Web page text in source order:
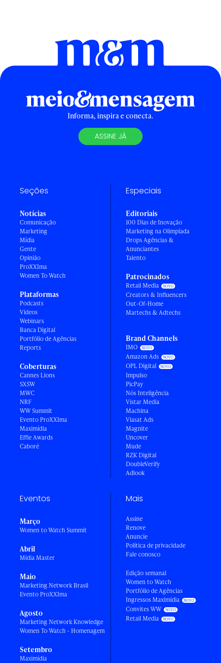
Informa, inspira e conecta.
ASSINE JÁ
Seções
Notícias
Comunicação
Marketing
Mídia
Gente
Opinião
ProXXIma
Women To Watch
Plataformas
Podcasts
Vídeos
Webinars
Banca Digital
Portfólio de Agências
Reports
Coberturas
Cannes Lions
SXSW
MWC
NRF
WW Summit
Evento ProXXIma
Maximídia
Effie Awards
Caboré
Especiais
Editoriais
100 Dias de Inovação
Marketing na Olimpíada
Drops Agências &
Anunciantes
Talento
Patrocinados
Retail Media
Creators & Influencers
Out-Of-Home
Martechs & Adtechs
Brand Channels
IMO
Amazon Ads
OPL Digital
Impulso
PicPay
Nós Inteligência
Vistar Media
Machina
Viasat Ads
Magnite
Uncover
Mude
RZK Digital
DoubleVerify
Adlook
Eventos
Março
Women to Watch Summit
Abril
Mídia Master
Maio
Marketing Network Brasil
Evento ProXXIma
Agosto
Marketing Network Knowledge
Women To Watch - Homenagem
Setembro
Maximídia
Mais
Assine
Renove
Anuncie
Política de privacidade
Fale conosco
Edição semanal
Women to Watch
Portfólio de Agências
Ingressos Maximídia
Convites WW
Retail Media